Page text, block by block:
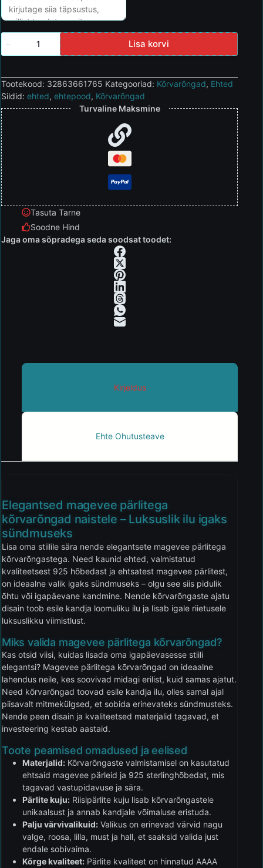
Lisa korvi
Tootekood: 32863661765 Kategooriad: Kõrvarõngad, Ehted
Sildid: ehted, ehtepood, Kõrvarõngad
Turvaline Maksmine
Tasuta Tarne
Soodne Hind
Jaga oma sõpradega seda soodsat toodet:
Kirjeldus
Ehte Ohutusteave
Elegantsed magevee pärlitega
kõrvarõngad naistele – Luksuslik ilu igaks
sündmuseks
Lisa oma stiilile sära nende elegantsete magevee pärlitega
kõrvarõngastega. Need kaunid ehted, valmistatud
kvaliteetsest 925 hõbedast ja ehtsatest magevee pärlitest,
on ideaalne valik igaks sündmuseks – olgu see siis pidulik
õhtu või igapäevane kandmine. Nende kõrvarõngaste ajatu
disain toob esile kandja loomuliku ilu ja lisab igale riietusele
luksuslikku viimistlust.
Miks valida magevee pärlitega kõrvarõngad?
Kas otsid viisi, kuidas lisada oma igapäevasesse stiili
elegantsi? Magevee pärlitega kõrvarõngad on ideaalne
lahendus neile, kes soovivad midagi erilist, kuid samas ajatut.
Need kõrvarõngad toovad esile kandja ilu, olles samal ajal
piisavalt mitmekülgsed, et sobida erinevateks sündmusteks.
Nende peen disain ja kvaliteetsed materjalid tagavad, et
investeering kestab aastaid.
Toote peamised omadused ja eelised
Materjalid: Kõrvarõngaste valmistamisel on kasutatud
ehtsaid magevee pärleid ja 925 sterlinghõbedat, mis
tagavad vastupidavuse ja sära.
Pärlite kuju: Riisipärlite kuju lisab kõrvarõngastele
unikaalsust ja annab kandjale võimaluse eristuda.
Palju värvivalikuid: Valikus on erinevad värvid nagu
valge, roosa, lilla, must ja hall, et saaksid valida just
endale sobivaima.
Kõrge kvaliteet: Pärlite kvaliteet on hinnatud AAAA